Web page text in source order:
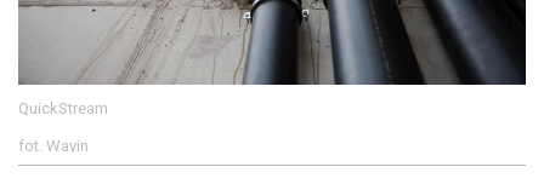
QuickStream
fot. Wavin